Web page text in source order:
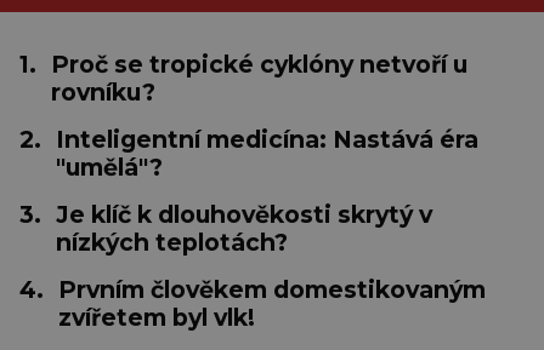
1.
Proč se tropické cyklóny netvoří u
rovníku?
2.
Inteligentní medicína: Nastává éra
"umělá"?
3. Je klíč k dlouhověkosti skrytý v
nízkých teplotách?
4.
Prvním člověkem domestikovaným
zvířetem byl vlk!